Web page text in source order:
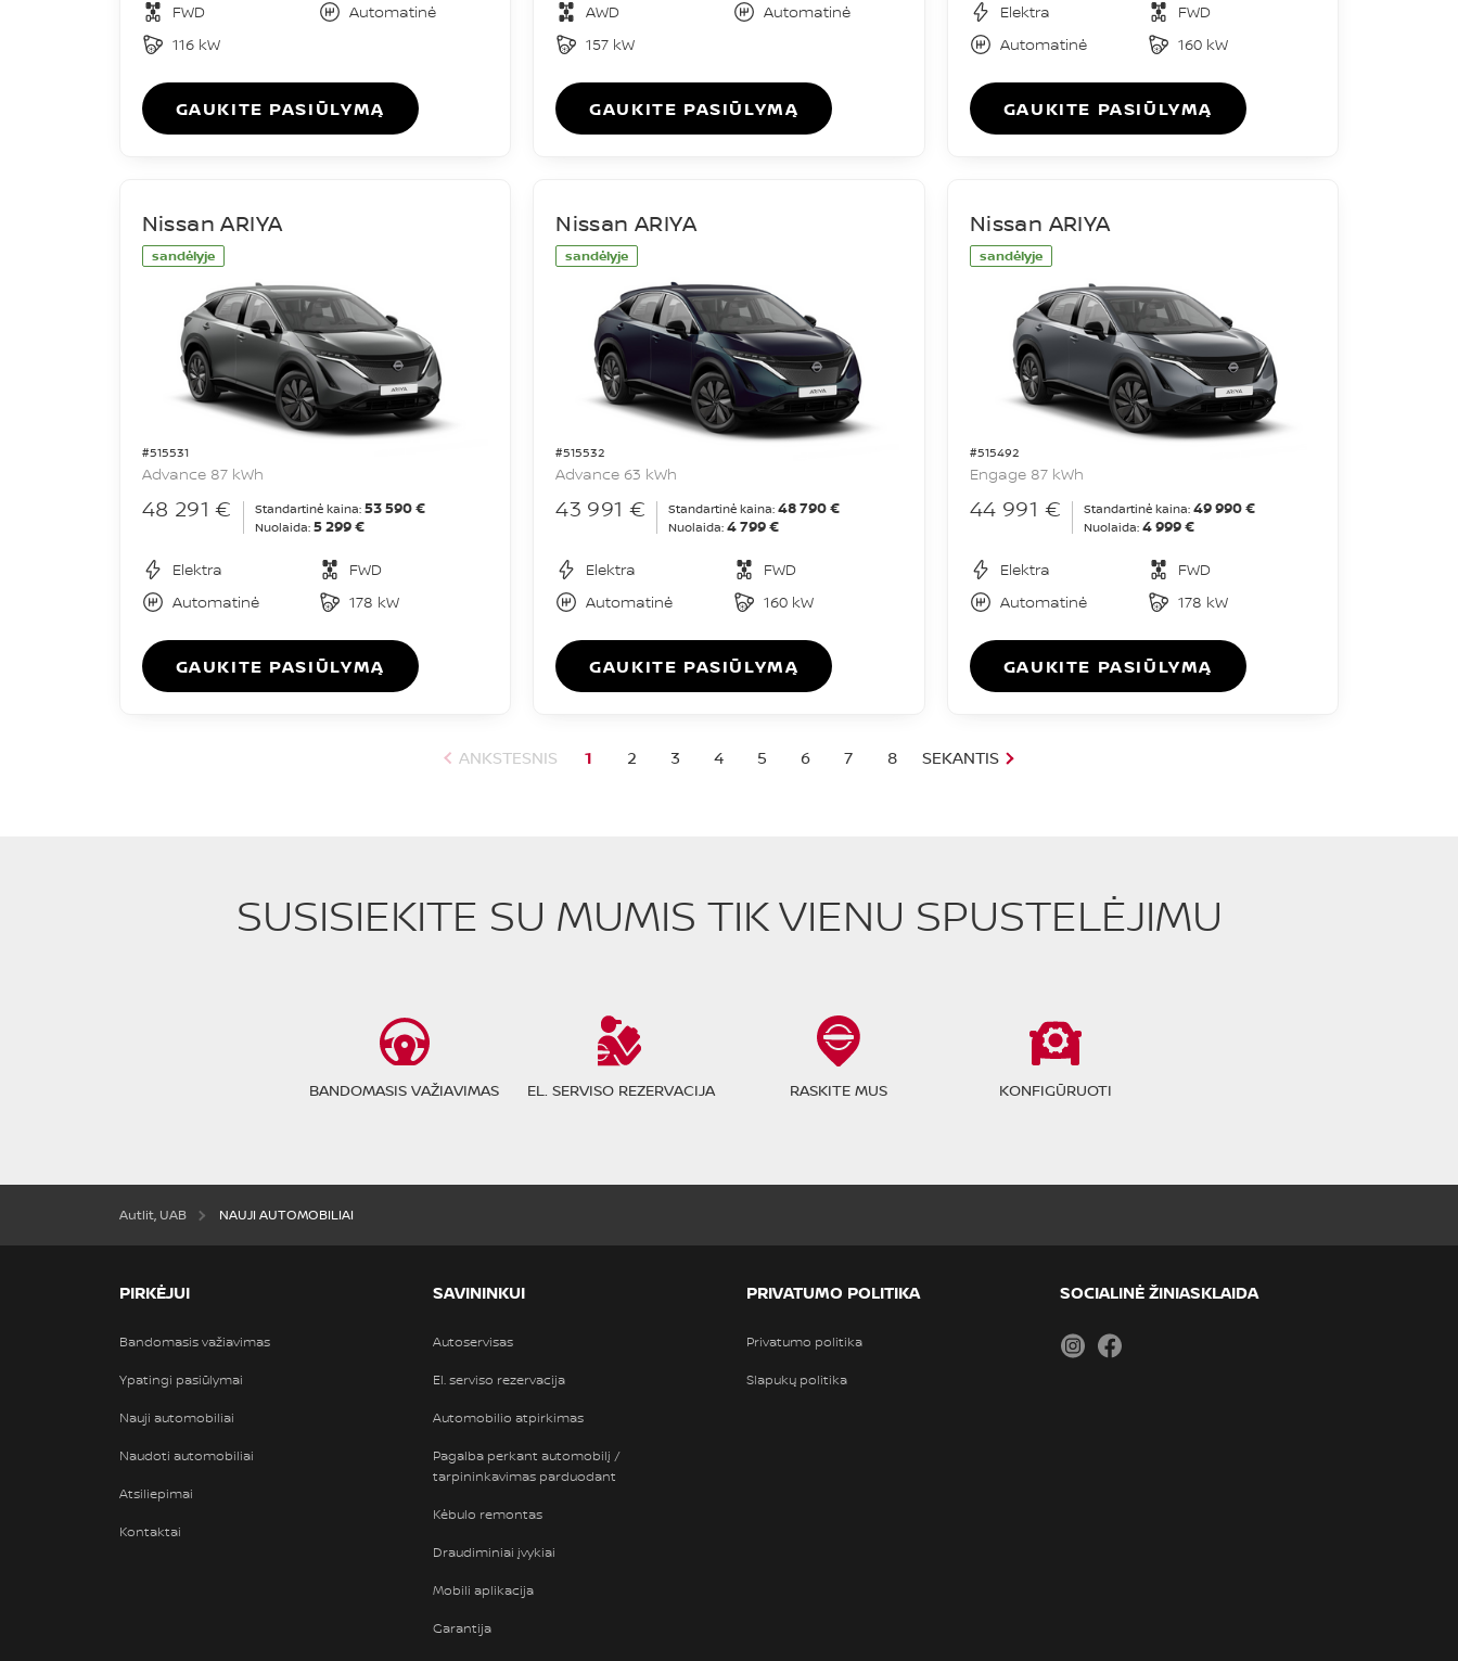
FWD
Automatinė
116 kW
GAUKITE PASIŪLYMĄ
AWD
Automatinė
157 kW
GAUKITE PASIŪLYMĄ
Elektra
FWD
Automatinė
160 kW
GAUKITE PASIŪLYMĄ
sandėlyje
#515531
Nissan ARIYA
Advance 87 kWh
48 291 € Standartinė kaina: 53 590 €
Nuolaida: 5 299 €
Elektra
FWD
Automatinė
178 kW
GAUKITE PASIŪLYMĄ
sandėlyje
#515532
Nissan ARIYA
Advance 63 kWh
43 991 € Standartinė kaina: 48 790 €
Nuolaida: 4 799 €
Elektra
FWD
Automatinė
160 kW
GAUKITE PASIŪLYMĄ
sandėlyje
#515492
Nissan ARIYA
Engage 87 kWh
44 991 € Standartinė kaina: 49 990 €
Nuolaida: 4 999 €
Elektra
FWD
Automatinė
178 kW
GAUKITE PASIŪLYMĄ
ANKSTESNIS SEKANTIS
1 2 3 4 5 6 7 8
SUSISIEKITE SU MUMIS TIK VIENU SPUSTELĖJIMU
BANDOMASIS VAŽIAVIMAS EL. SERVISO REZERVACIJA RASKITE MUS KONFIGŪRUOTI
Autlit, UAB NAUJI AUTOMOBILIAI
PIRKĖJUI
Bandomasis važiavimas
Ypatingi pasiūlymai
Nauji automobiliai
Naudoti automobiliai
Atsiliepimai
Kontaktai
SAVININKUI
Autoservisas
El. serviso rezervacija
Automobilio atpirkimas
Pagalba perkant automobilį /
tarpininkavimas parduodant
Kėbulo remontas
Draudiminiai įvykiai
Mobili aplikacija
Garantija
PRIVATUMO POLITIKA
Privatumo politika
Slapukų politika
SOCIALINĖ ŽINIASKLAIDA
Instagram